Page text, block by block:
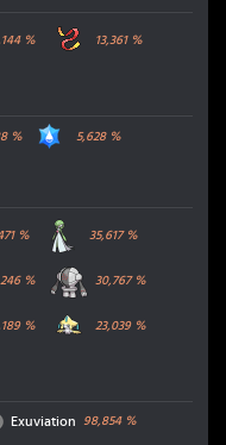
Blanche
% 13,361%
% Eau5,628%
% 35,617%
% 30,767%
% 23,039%
Normal
Exuviation 98,854%